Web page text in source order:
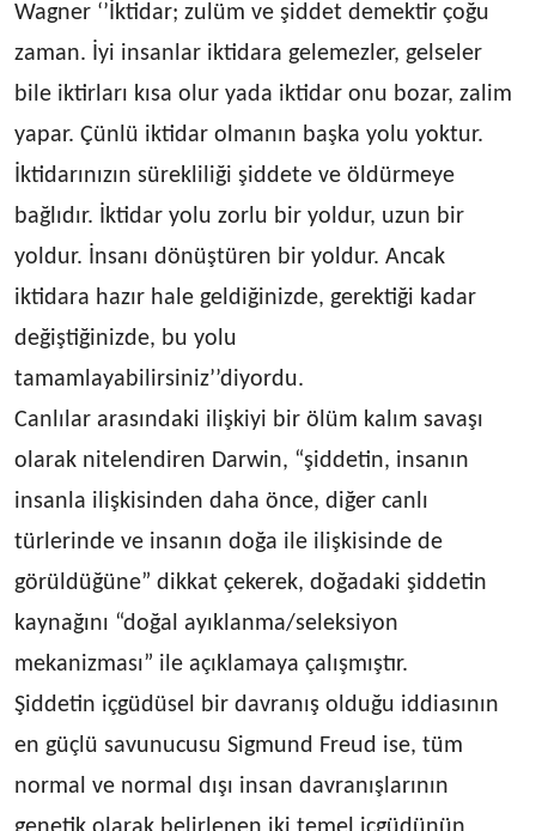
Wagner ‘’İktidar; zulüm ve şiddet demektir çoğu
zaman. İyi insanlar iktidara gelemezler, gelseler
bile iktirları kısa olur yada iktidar onu bozar, zalim
yapar. Çünlü iktidar olmanın başka yolu yoktur.
İktidarınızın sürekliliği şiddete ve öldürmeye
bağlıdır. İktidar yolu zorlu bir yoldur, uzun bir
yoldur. İnsanı dönüştüren bir yoldur. Ancak
iktidara hazır hale geldiğinizde, gerektiği kadar
değiştiğinizde, bu yolu
tamamlayabilirsiniz’’diyordu.
Canlılar arasındaki ilişkiyi bir ölüm kalım savaşı
olarak nitelendiren Darwin, “şiddetin, insanın
insanla ilişkisinden daha önce, diğer canlı
türlerinde ve insanın doğa ile ilişkisinde de
görüldüğüne” dikkat çekerek, doğadaki şiddetin
kaynağını “doğal ayıklanma/seleksiyon
mekanizması” ile açıklamaya çalışmıştır.
Şiddetin içgüdüsel bir davranış olduğu iddiasının
en güçlü savunucusu Sigmund Freud ise, tüm
normal ve normal dışı insan davranışlarının